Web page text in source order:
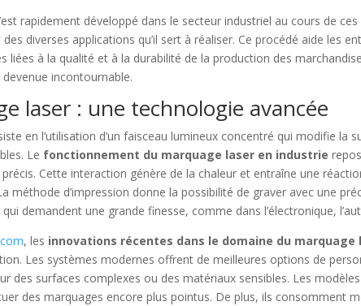
rapidement développé dans le secteur industriel au cours de
diverses applications qu’il sert à réaliser. Ce procédé aide les
liées à la qualité et à la durabilité de la production des
incontournable.
laser : une technologie avancée
en l’utilisation d’un faisceau lumineux concentré qui modifie la
Le fonctionnement du marquage laser en industrie
Cette interaction génère de la chaleur et entraîne une
méthode d’impression donne la possibilité de graver avec une
demandent une grande finesse, comme dans l’électronique,
, les innovations récentes dans le domaine du marquage
Les systèmes modernes offrent de meilleures options de
des surfaces complexes ou des matériaux sensibles. Les
des marquages encore plus pointus. De plus, ils consomment